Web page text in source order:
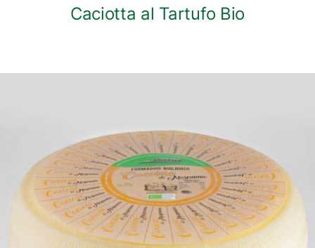
Caciotta al Tartufo Bio
DETTAGLI